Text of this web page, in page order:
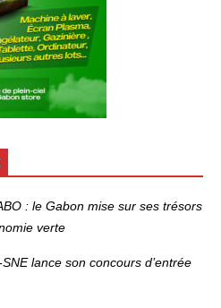
: le Gabon mise sur ses trésors
verte
lance son concours d’entrée